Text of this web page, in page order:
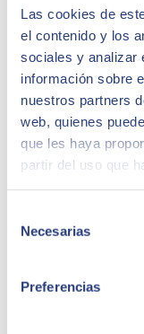
Las cookies de
el contenido y los
sociales y analizar
información sobre
nuestros partners
web, quienes
que les haya
partir del uso que
Necesarias
Preferencias
Realizar
Predecir las
Conversión de
Implementación